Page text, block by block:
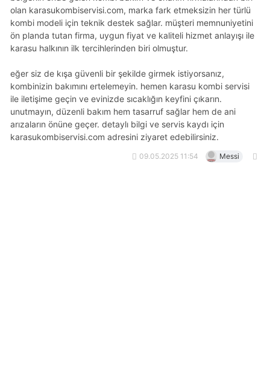
olan karasukombiservisi.com, marka fark etmeksizin her türlü
kombi modeli için teknik destek sağlar. müşteri memnuniyetini
ön planda tutan firma, uygun fiyat ve kaliteli hizmet anlayışı ile
karasu halkının ilk tercihlerinden biri olmuştur.
eğer siz de kışa güvenli bir şekilde girmek istiyorsanız,
kombinizin bakımını ertelemeyin. hemen karasu kombi servisi
ile iletişime geçin ve evinizde sıcaklığın keyfini çıkarın.
unutmayın, düzenli bakım hem tasarruf sağlar hem de ani
arızaların önüne geçer. detaylı bilgi ve servis kaydı için
karasukombiservisi.com adresini ziyaret edebilirsiniz.
09.05.2025 11:54 Messi